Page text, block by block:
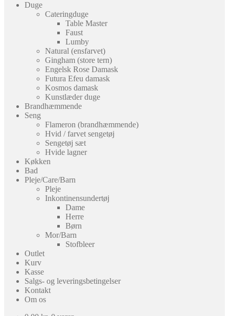
Duge
Cateringduge
Table Master
Faust
Lumby
Natural (ensfarvet)
Gingham (store tern)
Engelsk Rose Damask
Futura Efeu damask
Kosmos damask
Kunstlæder duge
Brandhæmmende
Seng
Flameron (brandhæmmende)
Hvid / farvet sengetøj
Sengetøj sæt
Hvide lagner
Køkken
Bad
Pleje/Care/Barn
Pleje
Inkontinensundertøj
Dame
Herre
Børn
Mor/Barn
Stofbleer
Outlet
Kurv
Kasse
Salgs- og leveringsbetingelser
Kontakt
Om os